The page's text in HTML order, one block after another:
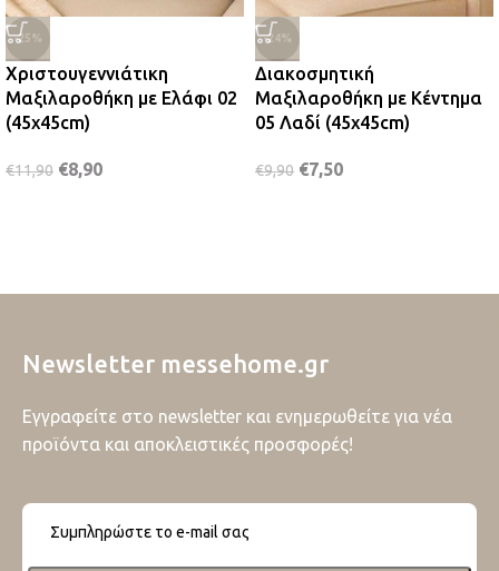
-25%
Χριστουγεννιάτικη
Μαξιλαροθήκη με Ελάφι 02
(45x45cm)
€11,90 €8,90
-24%
Διακοσμητική
Μαξιλαροθήκη με Κέντημα
05 Λαδί (45x45cm)
€9,90 €7,50
Newsletter messehome.gr
Εγγραφείτε στο newsletter και ενημερωθείτε για νέα
προϊόντα και αποκλειστικές προσφορές!